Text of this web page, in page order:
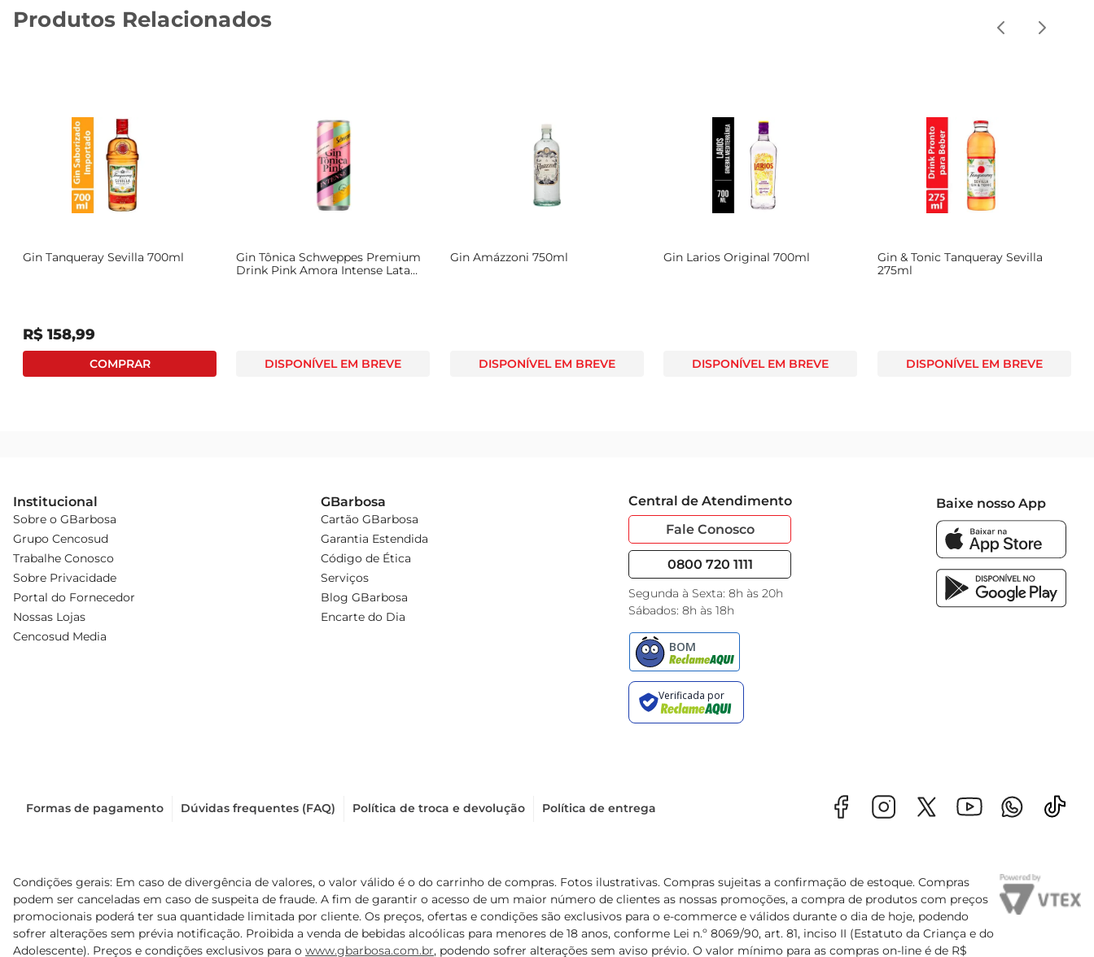
Produtos Relacionados
Gin Tanqueray Sevilla 700ml
R$ 158,99
Gin Tônica Schweppes Premium
Drink Pink Amora Intense Lata
DISPONÍVEL EM BREVE
Gin Amázzoni 750ml
DISPONÍVEL EM BREVE
Gin Larios Original 700ml
DISPONÍVEL EM BREVE
Gin & Tonic Tanqueray Sevilla
275ml
DISPONÍVEL EM BREVE
Institucional
Sobre o GBarbosa
Grupo Cencosud
Trabalhe Conosco
Sobre Privacidade
Portal do Fornecedor
Nossas Lojas
Cencosud Media
GBarbosa
Cartão GBarbosa
Garantia Estendida
Código de Ética
Serviços
Blog GBarbosa
Encarte do Dia
Central de Atendimento
Fale Conosco
0800 720 1111
Segunda à Sexta: 8h às 20h
Sábados: 8h às 18h
Baixe nosso App
Formas de pagamento Dúvidas frequentes (FAQ) Política de troca e devolução Política de entrega
Condições gerais: Em caso de divergência de valores, o valor válido é o do carrinho de compras. Fotos ilustrativas. Compras sujeitas a confirmação de estoque. Compras
podem ser canceladas em caso de suspeita de fraude. A fim de garantir o acesso de um maior número de clientes as nossas promoções, a compra de produtos com preços
promocionais poderá ter sua quantidade limitada por cliente. Os preços, ofertas e condições são exclusivos para o e-commerce e válidos durante o dia de hoje, podendo
sofrer alterações sem prévia notificação. Proibida a venda de bebidas alcoólicas para menores de 18 anos, conforme Lei n.º 8069/90, art. 81, inciso II (Estatuto da Criança e do
Adolescente). Preços e condições exclusivos para o www.gbarbosa.com.br, podendo sofrer alterações sem aviso prévio. O valor mínimo para as compras on-line é de R$